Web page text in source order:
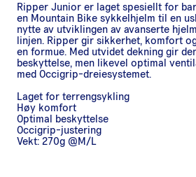
Ripper Junior er laget spesiellt for
en Mountain Bike sykkelhjelm til en
nytte av utviklingen av avanserte
linjen. Ripper gir sikkerhet, komfort
en formue. Med utvidet dekning gir
beskyttelse, men likevel optimal
med Occigrip-dreiesystemet.
Laget for terrengsykling
Høy komfort
Optimal beskyttelse
Occigrip-justering
Vekt: 270g @M/L